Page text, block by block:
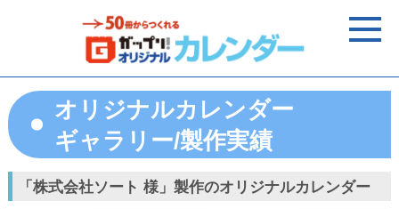
オリジナルカレンダー
ギャラリー/製作実績
「株式会社ソート 様」製作のオリジナルカレンダー